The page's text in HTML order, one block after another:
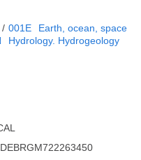
/ 001E
Earth, ocean, space
Hydrology. Hydrogeology